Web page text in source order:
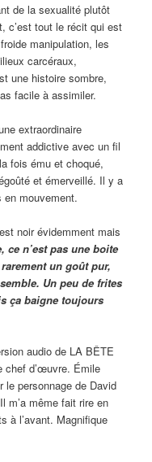
de la sexualité plutôt
c’est tout le récit qui est
manipulation, les
carcéraux,
une histoire sombre,
facile à assimiler.
extraordinaire
addictive avec un fil
fois ému et choqué,
et émerveillé. Il y a
en mouvement.
noir évidemment mais
ce n’est pas une boite
un goût pur,
Un peu de frites
ça baigne toujours
audio de LA BÊTE
chef d’œuvre. Émile
le personnage de David
m’a même fait rire en
à l’avant. Magnifique